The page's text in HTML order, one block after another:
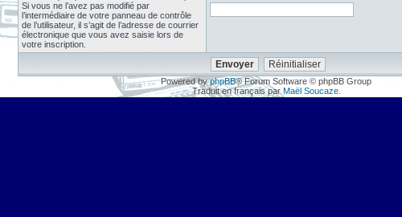
Si vous ne l’avez pas modifié par
l’intermédiaire de votre panneau de contrôle
de l’utilisateur, il s’agit de l’adresse de courrier
électronique que vous avez saisie lors de
votre inscription.
Powered byphpBB® Forum Software © phpBB Group
Traduit en français par Maël Soucaze.